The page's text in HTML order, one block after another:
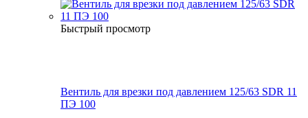
Быстрый просмотр
Вентиль для врезки под давлением 125/63 SDR 11
ПЭ 100